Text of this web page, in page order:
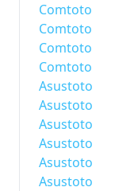
Comtoto
Comtoto
Comtoto
Comtoto
Asustoto
Asustoto
Asustoto
Asustoto
Asustoto
Asustoto